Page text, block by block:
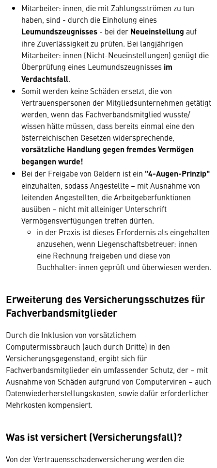
Mitarbeiter: innen, die mit Zahlungsströmen zu tun
haben, sind - durch die Einholung eines
Leumundszeugnisses - bei der Neueinstellung auf
ihre Zuverlässigkeit zu prüfen. Bei langjährigen
Mitarbeiter: innen (Nicht-Neueinstellungen) genügt die
Überprüfung eines Leumundszeugnisses im
Verdachtsfall.
Somit werden keine Schäden ersetzt, die von
Vertrauenspersonen der Mitgliedsunternehmen getätigt
werden, wenn das Fachverbandsmitglied wusste/
wissen hätte müssen, dass bereits einmal eine den
österreichischen Gesetzen widersprechende,
vorsätzliche Handlung gegen fremdes Vermögen
begangen wurde!
Bei der Freigabe von Geldern ist ein "4-Augen-Prinzip"
einzuhalten, sodass Angestellte – mit Ausnahme von
leitenden Angestellten, die Arbeitgeberfunktionen
ausüben – nicht mit alleiniger Unterschrift
Vermögensverfügungen treffen dürfen.
in der Praxis ist dieses Erfordernis als eingehalten
anzusehen, wenn Liegenschaftsbetreuer: innen
eine Rechnung freigeben und diese von
Buchhalter: innen geprüft und überwiesen werden.
Erweiterung des Versicherungsschutzes für
Fachverbandsmitglieder
Durch die Inklusion von vorsätzlichem
Computermissbrauch (auch durch Dritte) in den
Versicherungsgegenstand, ergibt sich für
Fachverbandsmitglieder ein umfassender Schutz, der – mit
Ausnahme von Schäden aufgrund von Computerviren – auch
Datenwiederherstellungskosten, sowie dafür erforderlicher
Mehrkosten kompensiert.
Was ist versichert (Versicherungsfall)?
Von der Vertrauensschadenversicherung werden die